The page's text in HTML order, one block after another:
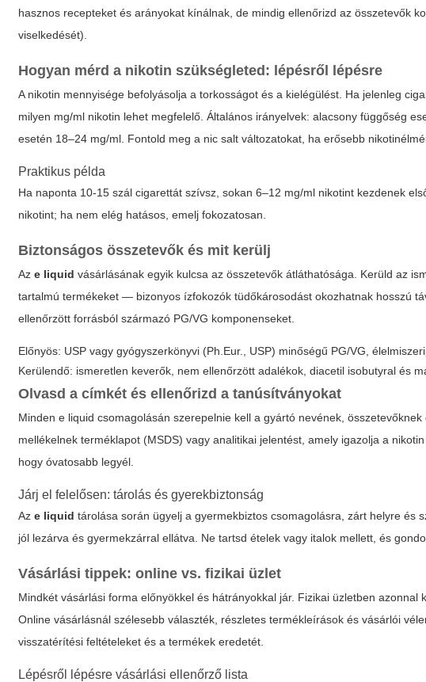
hasznos recepteket és arányokat kínálnak, de mindig ellenőrizd az összetevők
viselkedését).
Hogyan mérd a nikotin szükségleted: lépésről lépésre
A nikotin mennyisége befolyásolja a torkosságot és a kielégülést. Ha jelenleg
milyen mg/ml nikotin lehet megfelelő. Általános irányelvek: alacsony függőség
esetén 18–24 mg/ml. Fontold meg a nic salt változatokat, ha erősebb
Praktikus példa
Ha naponta 10-15 szál cigarettát szívsz, sokan 6–12 mg/ml nikotint kezdenek
nikotint; ha nem elég hatásos, emelj fokozatosan.
Biztonságos összetevők és mit kerülj
Aze liquid vásárlásának egyik kulcsa az összetevők átláthatósága. Kerüld az
tartalmú termékeket — bizonyos ízfokozók tüdőkárosodást okozhatnak hosszú
ellenőrzött forrásból származó PG/VG komponenseket.
Előnyös: USP vagy gyógyszerkönyvi (Ph.Eur., USP) minőségű PG/VG,
Kerülendő: ismeretlen keverők, nem ellenőrzött adalékok, diacetil isobutyral és
Olvasd a címkét és ellenőrizd a tanúsítványokat
Mindene liquid csomagolásán szerepelnie kell a gyártó nevének,
mellékelnek terméklapot (MSDS) vagy analitikai jelentést, amely igazolja a
hogy óvatosabb legyél.
Járj el felelősen: tárolás és gyerekbiztonság
Aze liquid tárolása során ügyelj a gyermekbiztos csomagolásra, zárt helyre és
jól lezárva és gyermekzárral ellátva. Ne tartsd ételek vagy italok mellett, és
Vásárlási tippek: online vs. fizikai üzlet
Mindkét vásárlási forma előnyökkel és hátrányokkal jár. Fizikai üzletben
Online vásárlásnál szélesebb választék, részletes termékleírások és vásárlói
visszatérítési feltételeket és a termékek eredetét.
Lépésről lépésre vásárlási ellenőrző lista